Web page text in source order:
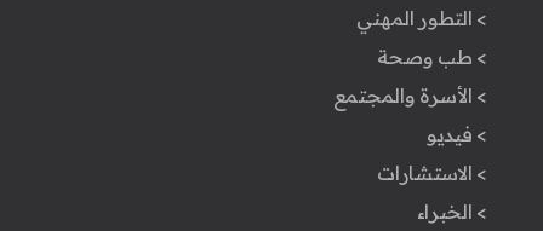
> التطور المهني
> طب وصحة
> الأسرة والمجتمع
> فيديو
> الاستشارات
> الخبراء